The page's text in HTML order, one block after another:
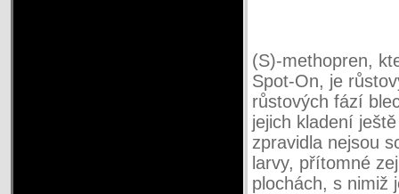
(S)-methopren,
Spot-On, je
růstových fází
jejich kladení
zpravidla nejsou
larvy, přítomné
plochách, s nimiž